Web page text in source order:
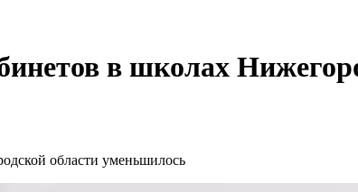
в школах
области уменьшилось